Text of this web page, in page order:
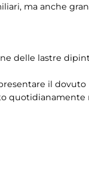
ma anche
delle lastre
il
quotidianamente